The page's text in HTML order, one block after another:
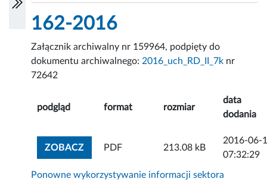
162-2016
Załącznik archiwalny nr 159964, podpięty do
dokumentu archiwalnego: 2016_uch_RD_II_7k nr
72642
podgląd format rozmiar
data
dodania
ZOBACZZOBACZ ZAŁĄCZNIK
PDF 213.08 kB
2016-06-
07:32:29
Ponowne wykorzystywanie informacji sektora